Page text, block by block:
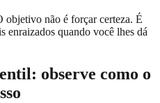
objetivo não é forçar certeza. É
enraizados quando você lhes dá
observe como o